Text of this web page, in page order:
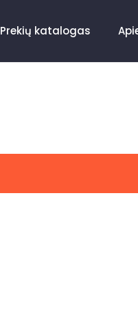
Prekių katalogas